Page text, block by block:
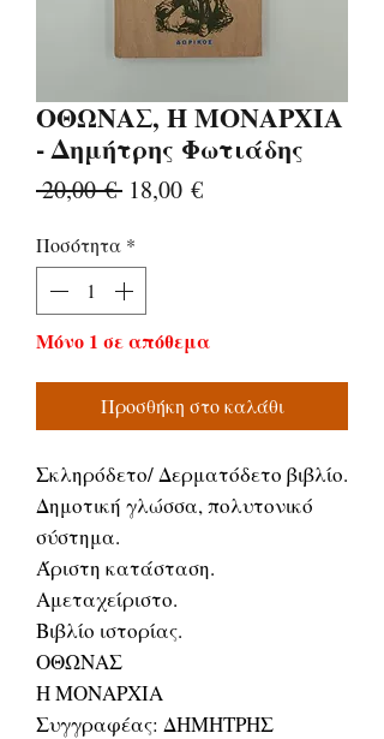
ΟΘΩΝΑΣ, Η ΜΟΝΑΡΧΙΑ
- Δημήτρης Φωτιάδης
20,00 € Κανονική
18,00 €Τιμή
Ποσότητα *
Μόνο 1 σε απόθεμα
Προσθήκη στο καλάθι
Σκληρόδετο/ Δερματόδετο βιβλίο.
Δημοτική γλώσσα, πολυτονικό
σύστημα.
Άριστη κατάσταση.
Αμεταχείριστο.
Βιβλίο ιστορίας.
ΟΘΩΝΑΣ
Η ΜΟΝΑΡΧΙΑ
Συγγραφέας: ΔΗΜΗΤΡΗΣ